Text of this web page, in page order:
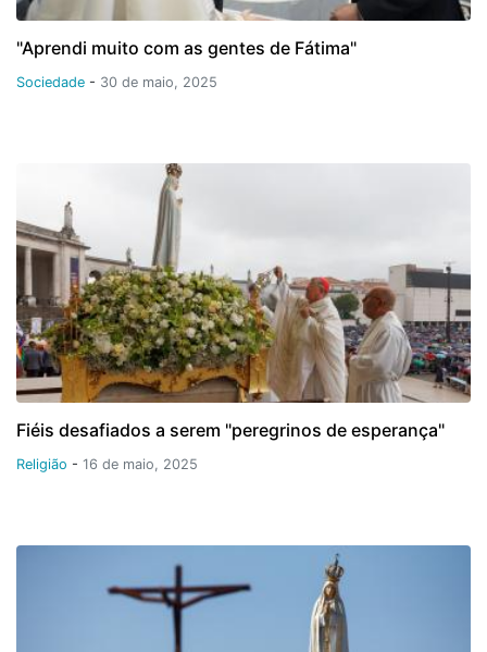
"Aprendi muito com as gentes de Fátima"
Sociedade - 30 de maio, 2025
Fiéis desafiados a serem "peregrinos de esperança"
Religião - 16 de maio, 2025